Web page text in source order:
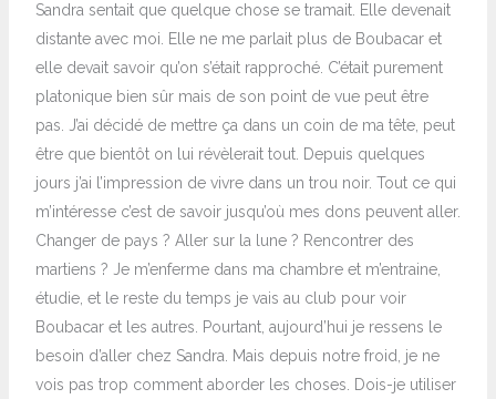
Sandra sentait que quelque chose se tramait. Elle devenait
distante avec moi. Elle ne me parlait plus de Boubacar et
elle devait savoir qu’on s’était rapproché. C’était purement
platonique bien sûr mais de son point de vue peut être
pas. J’ai décidé de mettre ça dans un coin de ma tête, peut
être que bientôt on lui révèlerait tout. Depuis quelques
jours j’ai l’impression de vivre dans un trou noir. Tout ce qui
m’intéresse c’est de savoir jusqu’où mes dons peuvent aller.
Changer de pays ? Aller sur la lune ? Rencontrer des
martiens ? Je m’enferme dans ma chambre et m’entraine,
étudie, et le reste du temps je vais au club pour voir
Boubacar et les autres. Pourtant, aujourd’hui je ressens le
besoin d’aller chez Sandra. Mais depuis notre froid, je ne
vois pas trop comment aborder les choses. Dois-je utiliser